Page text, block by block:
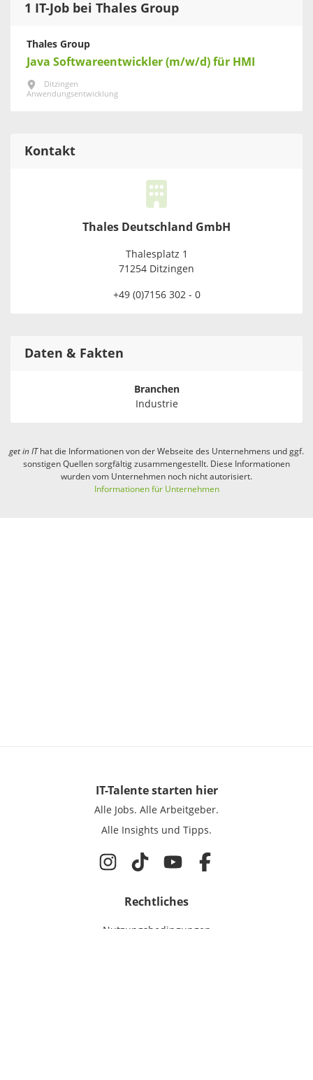
1 IT-Job bei Thales Group
Thales Group
Java Softwareentwickler (m/w/d) für HMI
Ditzingen
Anwendungsentwicklung
Kontakt
Thales Deutschland GmbH
Thalesplatz 1
71254 Ditzingen
+49 (0)7156 302 - 0
Daten & Fakten
Branchen
Industrie
get in IThat die Informationen von der Webseite des Unternehmens und ggf.
sonstigen Quellen sorgfältig zusammengestellt. Diese Informationen
wurden vom Unternehmen noch nicht autorisiert.
Informationen für Unternehmen
IT-Talentestarten hier
Alle Jobs. Alle Arbeitgeber.
Alle Insights und Tipps.
Rechtliches
Nutzungsbedingungen